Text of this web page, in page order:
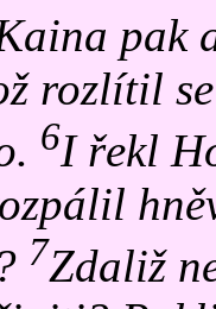
pak
rozlítil
6I řekl
7Zdaliž